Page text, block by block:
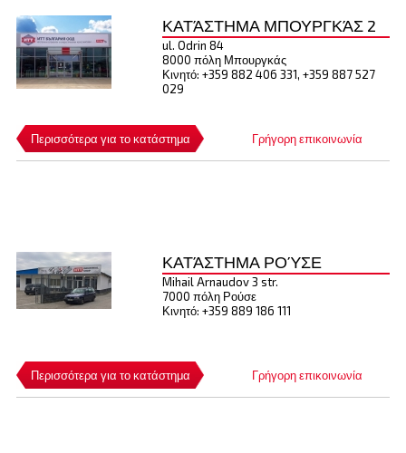
Περισσότερα για το κατάστημα Γρήγορη επικοινωνία
ΚΑΤΆΣΤΗΜΑ ΜΠΟΥΡΓΚΆΣ 2
ul. Odrin 84
8000 πόλη Μπουργκάς
Κινητό: +359 882 406 331, +359 887 527
029
Περισσότερα για το κατάστημα Γρήγορη επικοινωνία
ΚΑΤΆΣΤΗΜΑ ΡΟΎΣΕ
Mihail Arnaudov 3 str.
7000 πόλη Ρούσε
Κινητό: +359 889 186 111